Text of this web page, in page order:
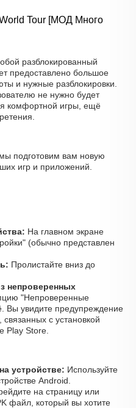
Tour [МОД Много
разблокированный
предоставлено большое
и нужные разблокировки.
не нужно будет
комфортной игры, ещё
подготовим вам новую
игр и приложений.
На главном экране
(обычно представлен
Пролистайте вниз до
непроверенных
"Непроверенные
Вы увидите предупреждение
с установкой
Play Store.
устройстве: Используйте
Android.
на страницу или
файл, который вы хотите